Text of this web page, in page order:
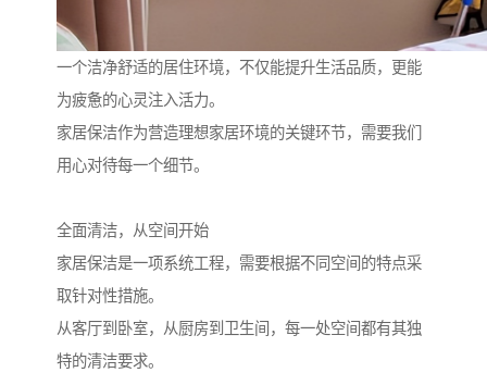
一个洁净舒适的居住环境，不仅能提升生活品质，更能
为疲惫的心灵注入活力。
家居保洁作为营造理想家居环境的关键环节，需要我们
用心对待每一个细节。
全面清洁，从空间开始
家居保洁是一项系统工程，需要根据不同空间的特点采
取针对性措施。
从客厅到卧室，从厨房到卫生间，每一处空间都有其独
特的清洁要求。